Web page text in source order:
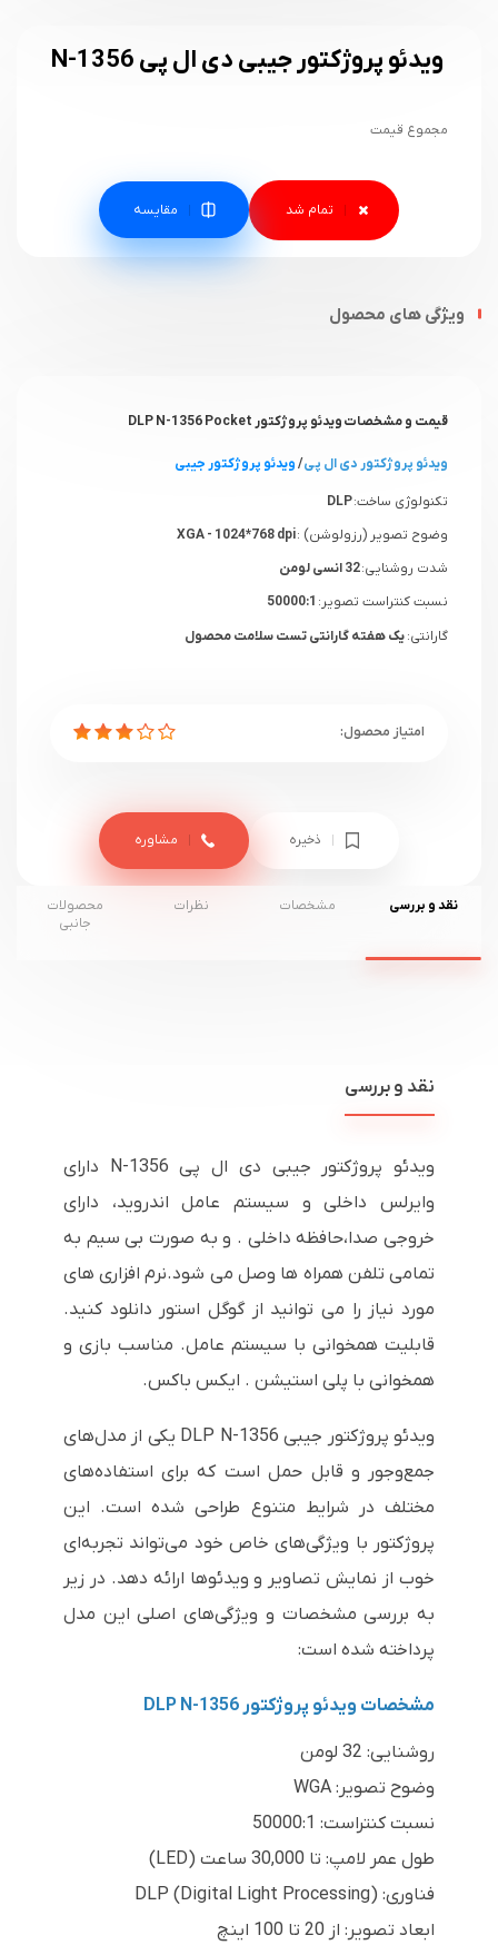
ویدئو پروژکتور جیبی دی ال پی N-1356
مجموع قیمت
مقایسه
ویژگی های محصول
قیمت و مشخصات ویدئو پروژکتور DLP N-1356 Pocket
ویدئو پروژکتور دی ال پی/ویدئو پروژکتور جیبی
تکنولوژی ساخت:DLP
وضوح تصویر (رزولوشن) :
شدت روشنایی:32 انسی لومن
نسبت کنتراست تصویر:
گارانتی:یک هفته گارانتی تست سلامت محصول
ذخیره مشاوره
نقد و بررسی مشخصات نظرات
محصولات
جانبی
نقد و بررسی
ویدئو پروژکتور جیبی دی ال پی N-1356 دارای
وایرلس داخلی و سیستم عامل اندروید، دارای
خروجی صدا،حافظه داخلی . و به صورت بی سیم به
تمامی تلفن همراه ها وصل می شود.نرم افزاری های
مورد نیاز را می توانید از گوگل استور دانلود کنید.
قابلیت همخوانی با سیستم عامل. مناسب بازی و
همخوانی با پلی استیشن . ایکس باکس.
ویدئو پروژکتور جیبی DLP N-1356 یکی از مدل‌های
جمع‌وجور و قابل حمل است که برای استفاده‌های
مختلف در شرایط متنوع طراحی شده است. این
پروژکتور با ویژگی‌های خاص خود می‌تواند تجربه‌ای
خوب از نمایش تصاویر و ویدئوها ارائه دهد. در زیر
به بررسی مشخصات و ویژگی‌های اصلی این مدل
پرداخته شده است:
مشخصات ویدئو پروژکتور DLP N-1356
روشنایی: 32 لومن
وضوح تصویر: WGA
نسبت کنتراست: 50000:1
طول عمر لامپ: تا 30,000 ساعت (LED)
فناوری: DLP (Digital Light Processing)
ابعاد تصویر: از 20 تا 100 اینچ